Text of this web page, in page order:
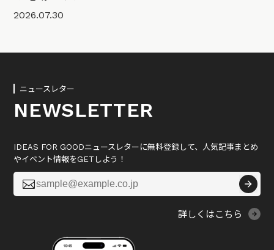
2026.07.30
ニュースレター
NEWSLETTER
IDEAS FOR GOODニュースレターに無料登録して、人気記事まとめ
やイベント情報をGETしよう！

詳しくはこちら